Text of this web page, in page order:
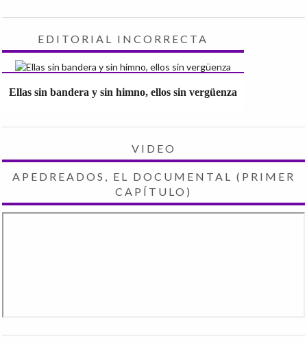
EDITORIAL INCORRECTA
Ellas sin bandera y sin himno, ellos sin vergüenza
VIDEO
APEDREADOS, EL DOCUMENTAL (PRIMER
CAPÍTULO)